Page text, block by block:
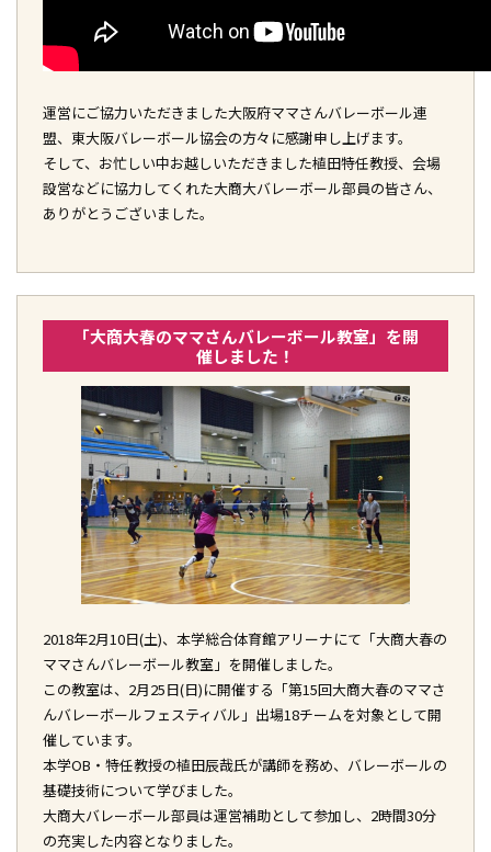
運営にご協力いただきました大阪府ママさんバレーボール連
盟、東大阪バレーボール協会の方々に感謝申し上げます。
そして、お忙しい中お越しいただきました植田特任教授、会場
設営などに協力してくれた大商大バレーボール部員の皆さん、
ありがとうございました。
「大商大春のママさんバレーボール教室」を開
催しました！
2018年2月10日(土)、本学総合体育館アリーナにて「大商大春の
ママさんバレーボール教室」を開催しました。
この教室は、2月25日(日)に開催する「第15回大商大春のママさ
んバレーボールフェスティバル」出場18チームを対象として開
催しています。
本学OB・特任教授の植田辰哉氏が講師を務め、バレーボールの
基礎技術について学びました。
大商大バレーボール部員は運営補助として参加し、2時間30分
の充実した内容となりました。